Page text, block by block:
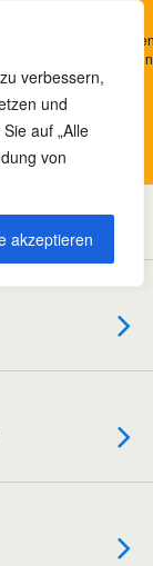
verbessern,
und
auf „Alle
von
akzeptieren
zu
Verwendung von